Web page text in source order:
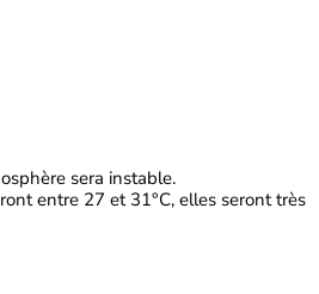
sera instable.
entre 27 et 31°C, elles seront très